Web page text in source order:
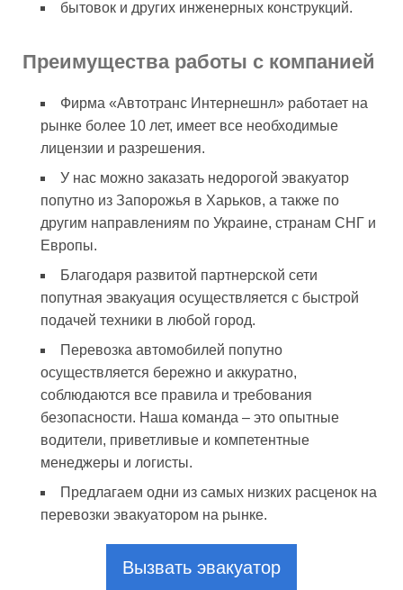
бытовок и других инженерных конструкций.
Преимущества работы с компанией
Фирма «Автотранс Интернешнл» работает на
рынке более 10 лет, имеет все необходимые
лицензии и разрешения.
У нас можно заказать недорогой эвакуатор
попутно из Запорожья в Харьков, а также по
другим направлениям по Украине, странам СНГ и
Европы.
Благодаря развитой партнерской сети
попутная эвакуация осуществляется с быстрой
подачей техники в любой город.
Перевозка автомобилей попутно
осуществляется бережно и аккуратно,
соблюдаются все правила и требования
безопасности. Наша команда – это опытные
водители, приветливые и компетентные
менеджеры и логисты.
Предлагаем одни из самых низких расценок на
перевозки эвакуатором на рынке.
Вызвать эвакуатор